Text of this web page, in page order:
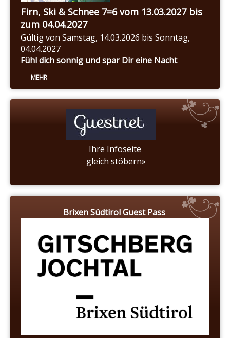
Firn, Ski & Schnee 7=6 vom 13.03.2027 bis
zum 04.04.2027
Gültig von Samstag, 14.03.2026 bis Sonntag,
04.04.2027
Fühl dich sonnig und spar Dir eine Nacht
MEHR
Ihre Infoseite
gleich stöbern»
Brixen Südtirol Guest Pass